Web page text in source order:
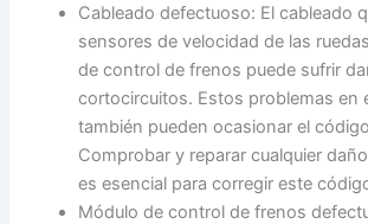
Cableado defectuoso: El cableado
sensores de velocidad de las
de control de frenos puede sufrir
cortocircuitos. Estos problemas en
también pueden ocasionar el
Comprobar y reparar cualquier
es esencial para corregir este
Módulo de control de frenos